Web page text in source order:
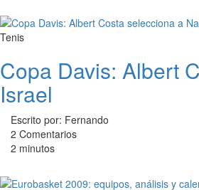
Tenis
Copa Davis: Albert
Israel
Escrito por: Fernando
2 Comentarios
2 minutos